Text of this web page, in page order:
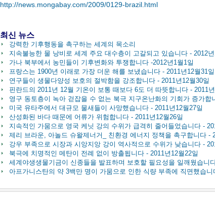
http://news.mongabay.com/2009/0129-brazil.html
최신 뉴스
강력한 기후행동을 촉구하는 세계의 목소리
지속불능한 물 낭비로 세계 주요 대수층이 고갈되고 있습니다 - 2012년
가나 북부에서 농민들이 기후변화와 투쟁합니다 -2012년1월1일
프랑스는 1900년 이래로 가장 더운 해를 보냈습니다 - 2011년12월31일
연구들이 생물다양성 보호의 절박함을 강조합니다 - 2011년12월30일
핀란드의 2011년 12월 기온이 보통 때보다 6도 더 따뜻합니다 - 2011
영구 동토층이 녹아 걷잡을 수 없는 북극 지구온난화의 기회가 증가합
미국 유타주에서 대규모 물새들이 사망했습니다 - 2011년12월27일
산성화된 바다 때문에 어류가 위험합니다 - 2011년12월26일
지속적인 가뭄으로 영국 케닛 강의 수위가 급격히 줄어들었습니다 -
제리 브라운, 아놀드 슈왈제너거_ 친환경 에너지 정책을 촉구합니다 -
강우 부족으로 시장과 시앙지앙 강이 역사적으로 수위가 낮습니다 -
북극에 치명적인 메탄이 전례 없이 방출됩니다 - 2011년12월22일
세계야생생물기금이 신종들을 발표하며 보호할 필요성을 일깨웠습니
아프가니스탄의 약 3백만 명이 가뭄으로 인한 식량 부족에 직면했습니